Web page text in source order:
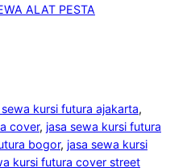
ALAT PESTA
sewa kursi futura ajakarta
cover, jasa sewa kursi futura
bogor, jasa sewa kursi
kursi futura cover street